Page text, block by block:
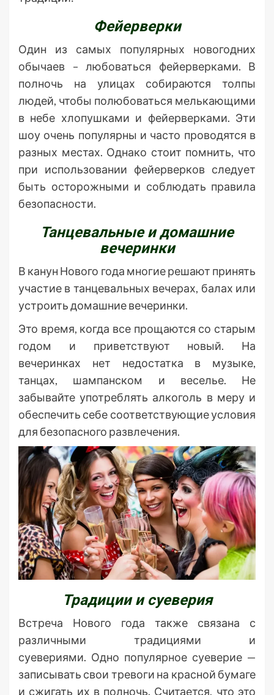
Фейерверки
Один из самых популярных новогодних
обычаев – любоваться фейерверками. В
полночь на улицах собираются толпы
людей, чтобы полюбоваться мелькающими
в небе хлопушками и фейерверками. Эти
шоу очень популярны и часто проводятся в
разных местах. Однако стоит помнить, что
при использовании фейерверков следует
быть осторожными и соблюдать правила
безопасности.
Танцевальные и домашние
вечеринки
В канун Нового года многие решают принять
участие в танцевальных вечерах, балах или
устроить домашние вечеринки.
Это время, когда все прощаются со старым
годом и приветствуют новый. На
вечеринках нет недостатка в музыке,
танцах, шампанском и веселье. Не
забывайте употреблять алкоголь в меру и
обеспечить себе соответствующие условия
для безопасного развлечения.
Традиции и суеверия
Встреча Нового года также связана с
различными традициями и
суевериями. Одно популярное суеверие —
записывать свои тревоги на красной бумаге
и сжигать их в полночь. Считается, что это